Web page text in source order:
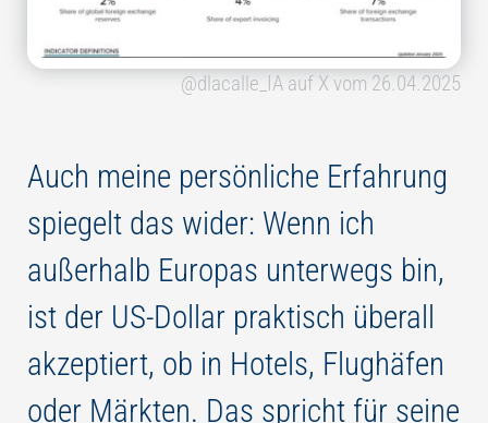
@dlacalle_IA auf X vom 26.04.2025
Auch meine persönliche Erfahrung
spiegelt das wider: Wenn ich
außerhalb Europas unterwegs bin,
ist der US-Dollar praktisch überall
akzeptiert, ob in Hotels, Flughäfen
oder Märkten. Das spricht für seine